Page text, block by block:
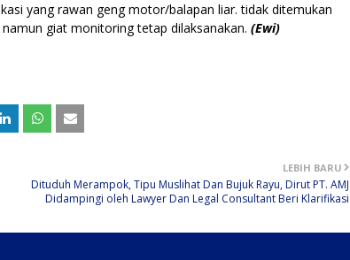
yang rawan geng motor/balapan liar. tidak ditemukan
giat monitoring tetap dilaksanakan. (Ewi)
LEBIH BARU
Dituduh Merampok, Tipu Muslihat Dan Bujuk Rayu, Dirut PT. AMJ
Didampingi oleh Lawyer Dan Legal Consultant Beri Klarifikasi